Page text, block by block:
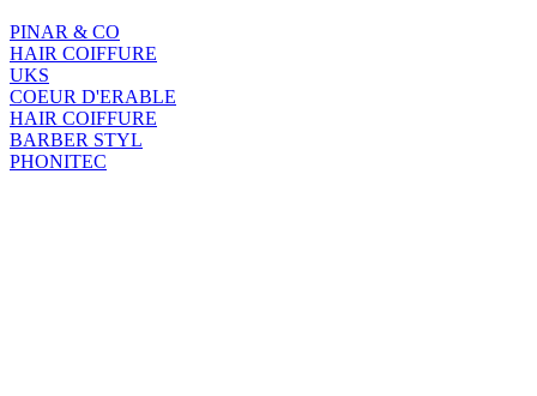
PINAR & CO
HAIR COIFFURE
UKS
COEUR D'ERABLE
HAIR COIFFURE
BARBER STYL
PHONITEC